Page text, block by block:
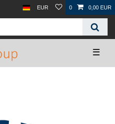
EUR 0 0,00 EUR
☰